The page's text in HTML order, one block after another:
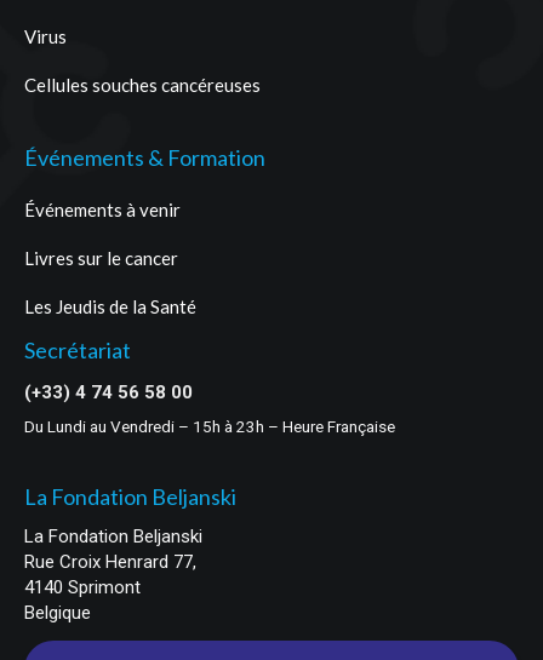
Virus
Cellules souches cancéreuses
Événements & Formation
Événements à venir
Livres sur le cancer
Les Jeudis de la Santé
Secrétariat
(+33) 4 74 56 58 00
Du Lundi au Vendredi – 15h à 23h – Heure Française
La Fondation Beljanski
La Fondation Beljanski
Rue Croix Henrard 77,
4140 Sprimont
Belgique